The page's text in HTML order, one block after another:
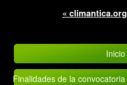
« climantica.org
Inicio
Finalidades de la convocatoria